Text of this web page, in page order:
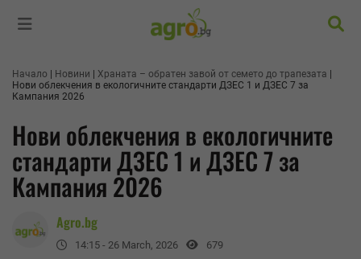
Начало Новини
Храната – обратен завой от семето до трапезата
Нови облекчения в екологичните стандарти ДЗЕС 1 и ДЗЕС 7 за
Кампания 2026
Нови облекчения в екологичните
стандарти ДЗЕС 1 и ДЗЕС 7 за
Кампания 2026
Agro.bg
14:15 - 26 March, 2026 679